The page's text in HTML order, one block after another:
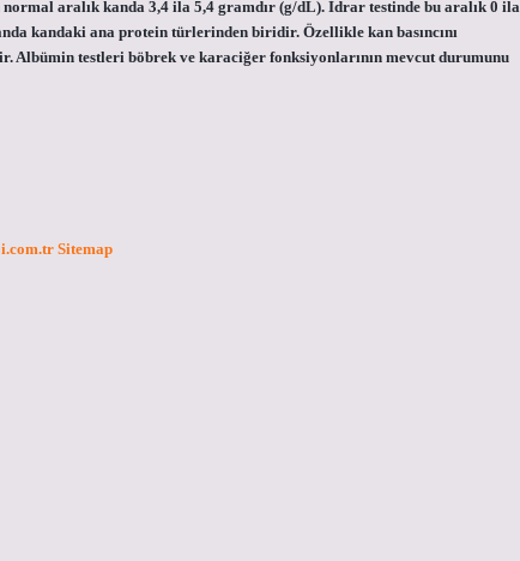
aralık kanda 3,4 ila 5,4 gramdır (g/dL). İdrar testinde bu aralık 0 ila
kandaki ana protein türlerinden biridir. Özellikle kan basıncını
Albümin testleri böbrek ve karaciğer fonksiyonlarının mevcut durumunu
Sitemap